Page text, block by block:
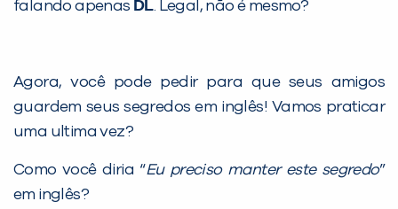
falando apenas DL. Legal, não é mesmo?
Agora, você pode pedir para que seus amigos
guardem seus segredos em inglês! Vamos praticar
uma ultima vez?
Como você diria “Eu preciso manter este segredo”
em inglês?